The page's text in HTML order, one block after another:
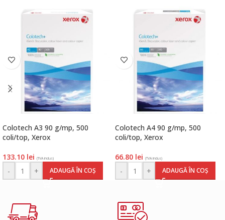
Colotech A3 90 g/mp, 500
coli/top, Xerox
133.10 lei (TVA inclus)
- + ADAUGĂ ÎN COȘ
Colotech A4 90 g/mp, 500
coli/top, Xerox
66.80 lei (TVA inclus)
- + ADAUGĂ ÎN COȘ